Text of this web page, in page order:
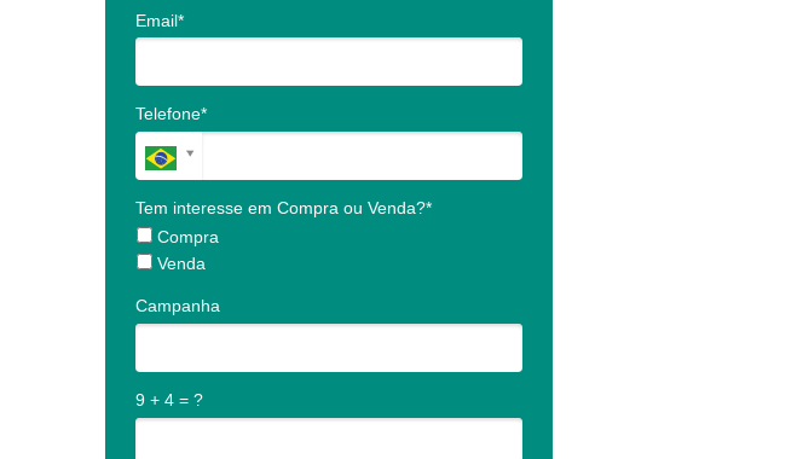
Email*
Telefone*
Tem interesse em Compra ou Venda?*
Compra
Venda
Campanha
9 + 4 = ?